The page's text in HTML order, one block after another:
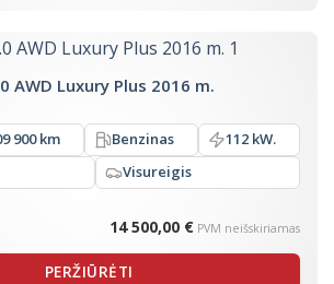
AWD Luxury Plus 2016 m.
900 km Benzinas
112 kW.
Visureigis
14 500,00 € PVM neišskiriamas
PERŽIŪRĖTI